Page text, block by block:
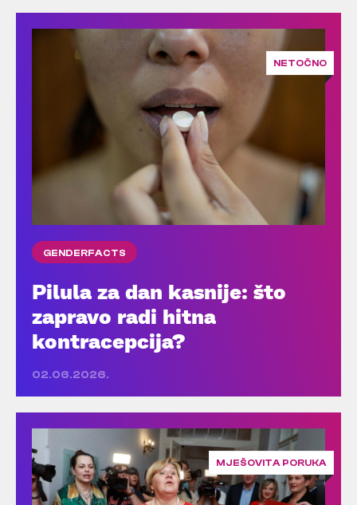
NETOČNO
GENDERFACTS
Pilula za dan kasnije: što
zapravo radi hitna
kontracepcija?
02.06.2026.
MJEŠOVITA PORUKA